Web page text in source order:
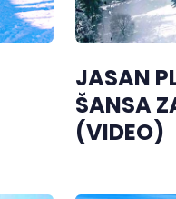
JASAN
ŠANSA
(VIDEO)